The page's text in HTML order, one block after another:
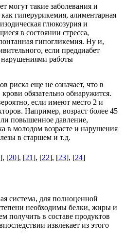
могут такие заболевания и
гиперурикемия, алиментарная
глюкозурия и
в состоянии стресса,
гипогликемия. Ну и,
если преддиабет
нарушениями работы
риска еще не означает, что в
обязательно обнаружится.
если имеют место 2 и
Например, возраст более 45
повышенное давление,
в молодом возрасте и нарушения
в старшем и т.д.
], [20], [21], [22], [23], [24]
система, для полноценной
необходимы белки, жиры и
получить в составе продуктов
извлекает из этого